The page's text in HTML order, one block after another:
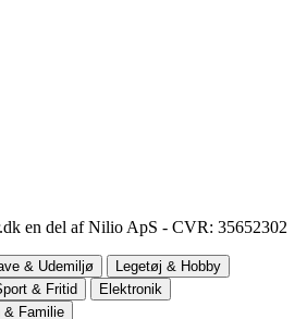
en del af Nilio ApS - CVR: 35652302
& Udemiljø
Legetøj & Hobby
& Fritid
Elektronik
& Familie